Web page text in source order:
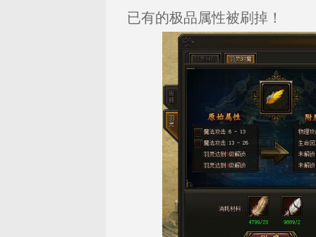
已有的极品属性被刷掉！